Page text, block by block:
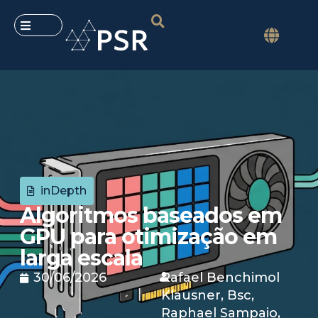
inDepth
Algoritmos baseados em
GPU para otimização em
larga escala
30/06/2026
Rafael Benchimol
Klausner, Bsc,
Raphael Sampaio,